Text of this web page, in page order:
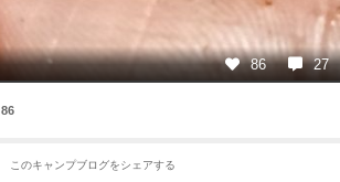
86 27
86
このキャンプブログをシェアする